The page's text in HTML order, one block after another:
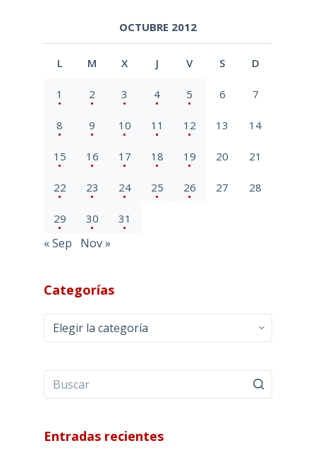
OCTUBRE 2012
L M X J V S D
1 2 3 4 5 6 7
8 9 10 11 12 13 14
15 16 17 18 19 20 21
22 23 24 25 26 27 28
29 30 31
« Sep Nov »
Categorías
Categorías
Entradas recientes